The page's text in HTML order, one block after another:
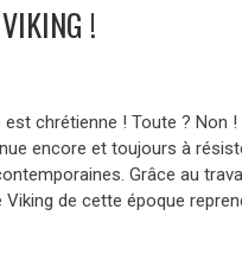
!
est chrétienne ! Toute ? Non !
encore et toujours à
Grâce au
Viking de cette époque